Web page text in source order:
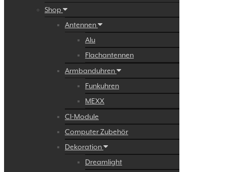
Shop
Antennen
Alu
Flachantennen
Armbanduhren
Funkuhren
MEXX
CI-Module
Computer Zubehör
Dekoration
Dreamlight